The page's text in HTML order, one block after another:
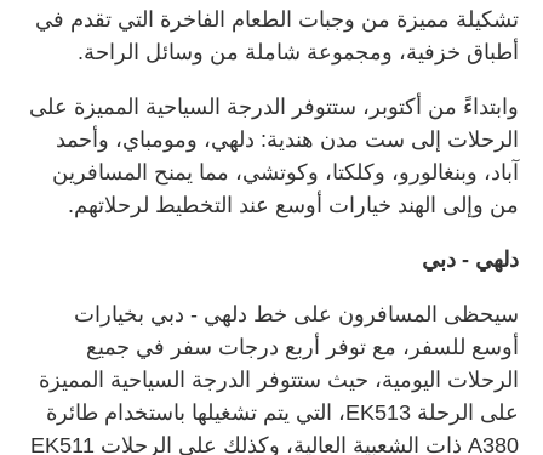
تشكيلة مميزة من وجبات الطعام الفاخرة التي تقدم في
أطباق خزفية، ومجموعة شاملة من وسائل الراحة.
وابتداءً من أكتوبر، ستتوفر الدرجة السياحية المميزة على
الرحلات إلى ست مدن هندية: دلهي، ومومباي، وأحمد
آباد، وبنغالورو، وكلكتا، وكوتشي، مما يمنح المسافرين
من وإلى الهند خيارات أوسع عند التخطيط لرحلاتهم.
دلهي - دبي
سيحظى المسافرون على خط دلهي - دبي بخيارات
أوسع للسفر، مع توفر أربع درجات سفر في جميع
الرحلات اليومية، حيث ستتوفر الدرجة السياحية المميزة
على الرحلة EK513، التي يتم تشغيلها باستخدام طائرة
A380 ذات الشعبية العالية، وكذلك على الرحلات EK511